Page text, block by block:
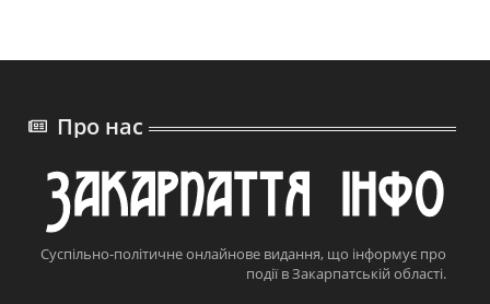
Про нас
Суспільно-політичне онлайнове видання, що інформує про
події в Закарпатській області.